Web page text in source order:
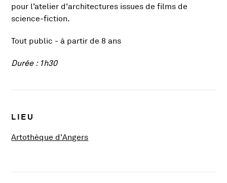
pour l’atelier d’architectures issues de films de
science-fiction.
Tout public - à partir de 8 ans
Durée : 1h30
LIEU
Artothèque d'Angers, Ouvre une nouvelle fenêtre